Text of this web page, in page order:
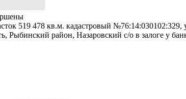
519 478 кв.м. кадастровый
Рыбинский район, Назаровский с/о в залоге у